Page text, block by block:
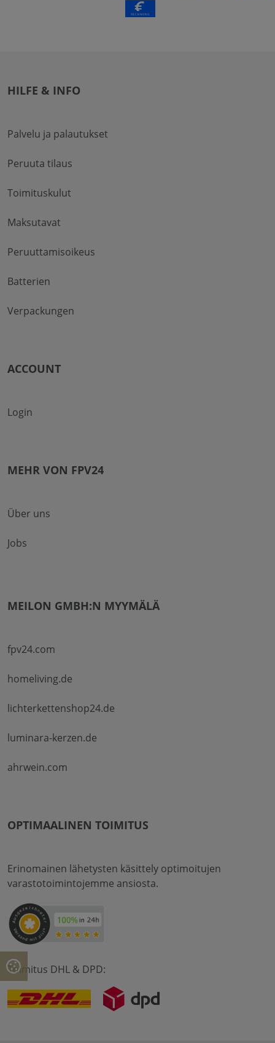
HILFE & INFO
Palvelu ja palautukset
Peruuta tilaus
Toimituskulut
Maksutavat
Peruuttamisoikeus
Batterien
Verpackungen
ACCOUNT
Login
MEHR VON FPV24
Über uns
Jobs
MEILON GMBH:N MYYMÄLÄ
fpv24.com
homeliving.de
lichterkettenshop24.de
luminara-kerzen.de
ahrwein.com
OPTIMAALINEN TOIMITUS
Erinomainen lähetysten käsittely optimoitujen
varastotoimintojemme ansiosta.
Toimitus DHL & DPD: